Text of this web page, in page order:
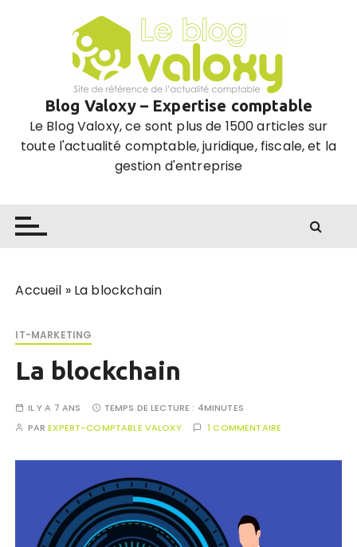
Blog Valoxy – Expertise comptable
Le Blog Valoxy, ce sont plus de 1500 articles sur
toute l'actualité comptable, juridique, fiscale, et la
gestion d'entreprise
Accueil » La blockchain
IT-MARKETING
La blockchain
IL Y A 7 ANS TEMPS DE LECTURE : 4MINUTES
PAREXPERT-COMPTABLE VALOXY 1 COMMENTAIRE